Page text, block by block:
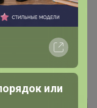
в
или